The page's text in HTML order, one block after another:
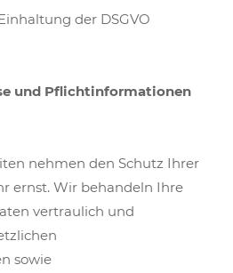
der DSGVO
und Pflichtinformationen
nehmen den Schutz Ihrer
ernst. Wir behandeln Ihre
vertraulich und
sowie